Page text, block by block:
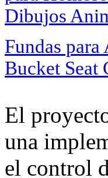
Dibujos
Fundas
Bucket Seat
El
una
el control